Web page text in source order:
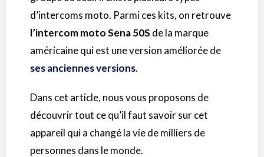
d’intercoms moto. Parmi ces kits, on retrouve
l’intercommoto Sena50S de la marque
américaine qui est une version améliorée de
ses anciennes versions.
Dans cet article, nous vous proposons de
découvrir tout ce qu’il faut savoir sur cet
appareil qui a changé la vie de milliers de
personnes dans le monde.